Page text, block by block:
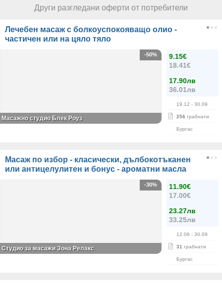
Други разгледани оферти от потребители
Лечебен масаж с болкоуспокояващо олио -
частичен или на цяло тяло
9.15€
18.41€
17.90лв
36.01лв
19.12 - 30.09
256 грабнати
Бургас
-50%
Масажно студио Блек Роуз
Масаж по избор - класически, дълбокотъканен
или антицелулитен и бонус - ароматни масла
11.90€
17.00€
23.27лв
33.25лв
12.06 - 30.09
31 грабнати
Бургас
-30%
Студио за масажи Зона Релакс